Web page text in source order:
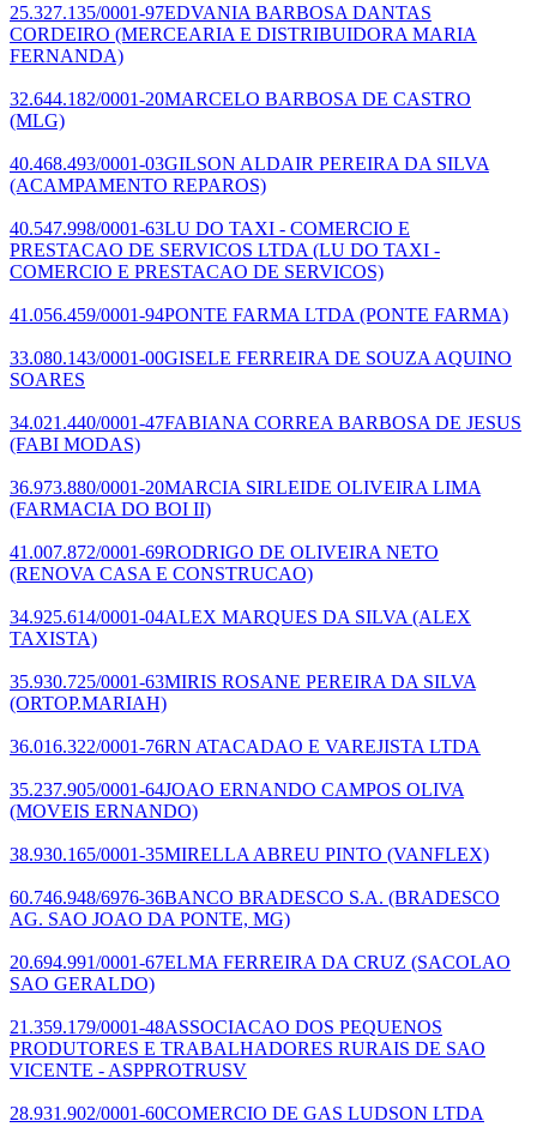
25.327.135/0001-97EDVANIA BARBOSA DANTAS
CORDEIRO (MERCEARIA E DISTRIBUIDORA MARIA
FERNANDA)
32.644.182/0001-20MARCELO BARBOSA DE CASTRO
(MLG)
40.468.493/0001-03GILSON ALDAIR PEREIRA DA SILVA
(ACAMPAMENTO REPAROS)
40.547.998/0001-63LU DO TAXI - COMERCIO E
PRESTACAO DE SERVICOS LTDA (LU DO TAXI -
COMERCIO E PRESTACAO DE SERVICOS)
41.056.459/0001-94PONTE FARMA LTDA (PONTE FARMA)
33.080.143/0001-00GISELE FERREIRA DE SOUZA AQUINO
SOARES
34.021.440/0001-47FABIANA CORREA BARBOSA DE JESUS
(FABI MODAS)
36.973.880/0001-20MARCIA SIRLEIDE OLIVEIRA LIMA
(FARMACIA DO BOI II)
41.007.872/0001-69RODRIGO DE OLIVEIRA NETO
(RENOVA CASA E CONSTRUCAO)
34.925.614/0001-04ALEX MARQUES DA SILVA (ALEX
TAXISTA)
35.930.725/0001-63MIRIS ROSANE PEREIRA DA SILVA
(ORTOP.MARIAH)
36.016.322/0001-76RN ATACADAO E VAREJISTA LTDA
35.237.905/0001-64JOAO ERNANDO CAMPOS OLIVA
(MOVEIS ERNANDO)
38.930.165/0001-35MIRELLA ABREU PINTO (VANFLEX)
60.746.948/6976-36BANCO BRADESCO S.A. (BRADESCO
AG. SAO JOAO DA PONTE, MG)
20.694.991/0001-67ELMA FERREIRA DA CRUZ (SACOLAO
SAO GERALDO)
21.359.179/0001-48ASSOCIACAO DOS PEQUENOS
PRODUTORES E TRABALHADORES RURAIS DE SAO
VICENTE - ASPPROTRUSV
28.931.902/0001-60COMERCIO DE GAS LUDSON LTDA